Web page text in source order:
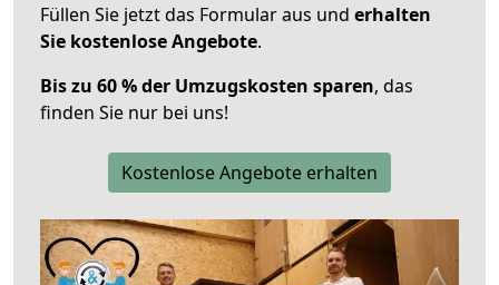
Füllen Sie jetzt das Formular aus und erhalten
Sie kostenlose Angebote.
Bis zu 60 % der Umzugskosten sparen, das
finden Sie nur bei uns!
Kostenlose Angebote erhalten